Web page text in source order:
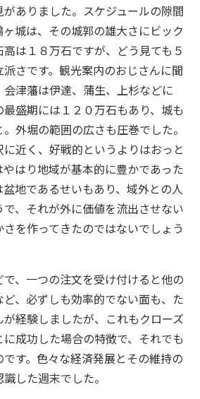
ありました。スケジュールの隙間
城は、その城郭の雄大さにビック
は１８万石ですが、どう見ても５
さです。観光案内のおじさんに聞
津藩は伊達、蒲生、上杉などに
盛期には１２０万石もあり、城も
外堀の範囲の広さも圧巻でした。
近く、好戦的というよりはおっと
はり地域が基本的に豊かであった
地であるせいもあり、域外との人
、それが外に価値を流出させない
を作ってきたのではないでしょう
、一つの注文を受け付けると他の
、必ずしも効率的でない面も、た
経験しましたが、これもクローズ
成功した場合の特徴で、それでも
す。色々な経済発展とその維持の
した週末でした。